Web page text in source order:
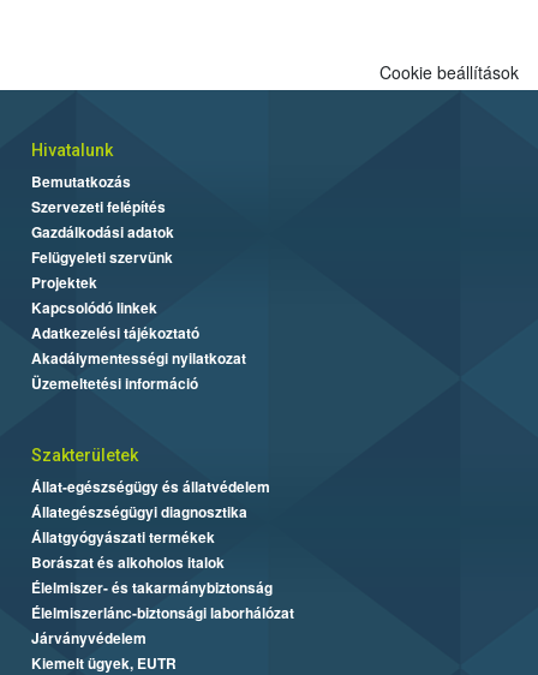
Cookie beállítások
Hivatalunk
Bemutatkozás
Szervezeti felépítés
Gazdálkodási adatok
Felügyeleti szervünk
Projektek
Kapcsolódó linkek
Adatkezelési tájékoztató
Akadálymentességi nyilatkozat
Üzemeltetési információ
Szakterületek
Állat-egészségügy és állatvédelem
Állategészségügyi diagnosztika
Állatgyógyászati termékek
Borászat és alkoholos italok
Élelmiszer- és takarmánybiztonság
Élelmiszerlánc-biztonsági laborhálózat
Járványvédelem
Kiemelt ügyek, EUTR